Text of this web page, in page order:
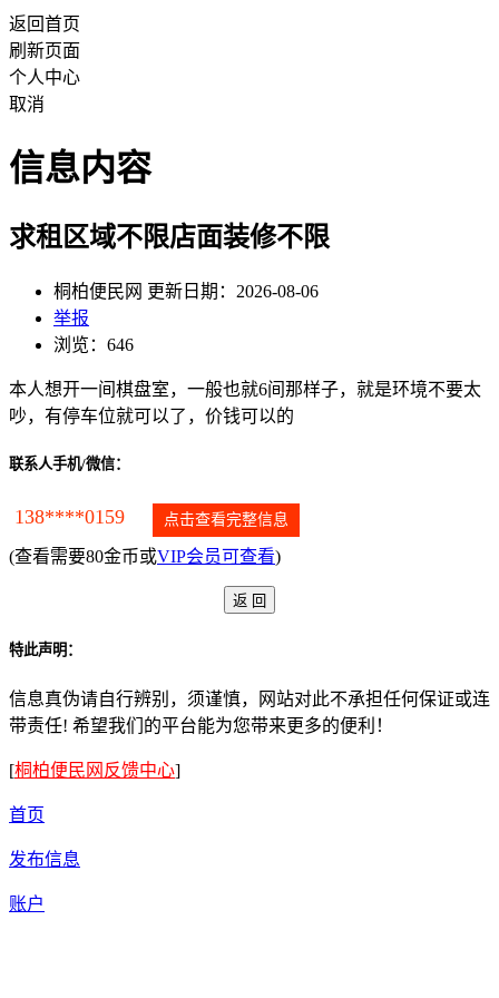
返回首页
刷新页面
个人中心
取消
信息内容
求租区域不限店面装修不限
桐柏便民网 更新日期：2026-08-06
举报
浏览：646
本人想开一间棋盘室，一般也就6间那样子，就是环境不要太
吵，有停车位就可以了，价钱可以的
联系人手机/微信：
138****0159 点击查看完整信息
(查看需要80金币或VIP会员可查看)
特此声明：
信息真伪请自行辨别，须谨慎，网站对此不承担任何保证或连
带责任! 希望我们的平台能为您带来更多的便利！
[桐柏便民网反馈中心]
首页
发布信息
账户